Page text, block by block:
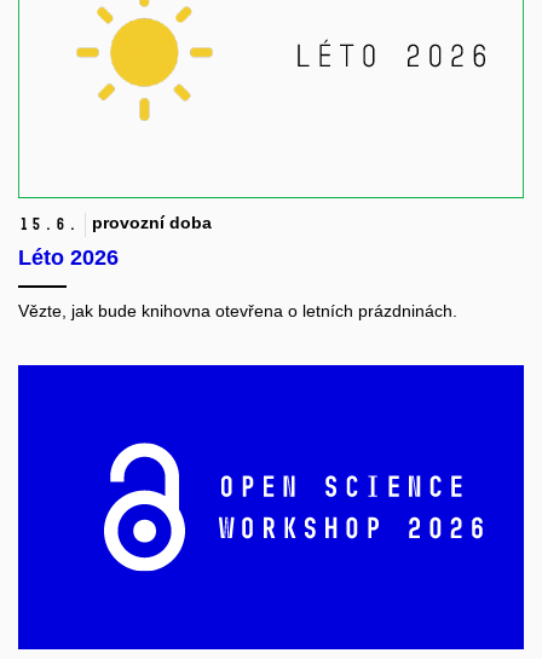
15. 6. provozní doba
Léto 2026
Vězte, jak bude knihovna otevřena o letních prázdninách.